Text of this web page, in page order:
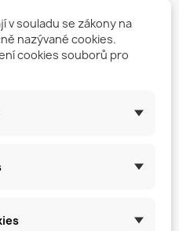
– Kulka...
v souladu se zákony na
nazývané cookies.
cookies souborů pro